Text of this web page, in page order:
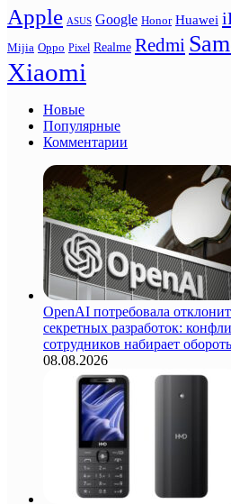
Apple ASUS Google Honor Huawei
Mijia Oppo Pixel Realme Redmi
Xiaomi
Новые
Популярные
Комментарии
OpenAI потребовала
секретных разработок:
сотрудников набирает
08.08.2026